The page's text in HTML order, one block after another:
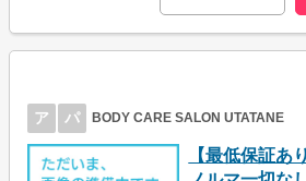
ア パ BODY CARE SALON UTATANE
【最低保証あ